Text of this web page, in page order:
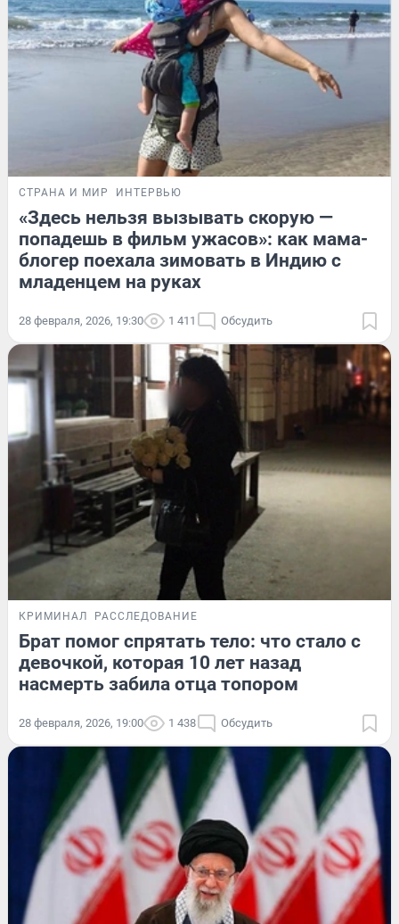
СТРАНА И МИР ИНТЕРВЬЮ
«Здесь нельзя вызывать скорую —
попадешь в фильм ужасов»: как мама-
блогер поехала зимовать в Индию с
младенцем на руках
28 февраля, 2026, 19:30 1 411 Обсудить
КРИМИНАЛ РАССЛЕДОВАНИЕ
Брат помог спрятать тело: что стало с
девочкой, которая 10 лет назад
насмерть забила отца топором
28 февраля, 2026, 19:00 1 438 Обсудить